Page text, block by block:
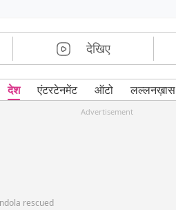
देखिए
देश एंटरटेनमेंट ऑटो लल्लनख़ास
Advertisement
rescued